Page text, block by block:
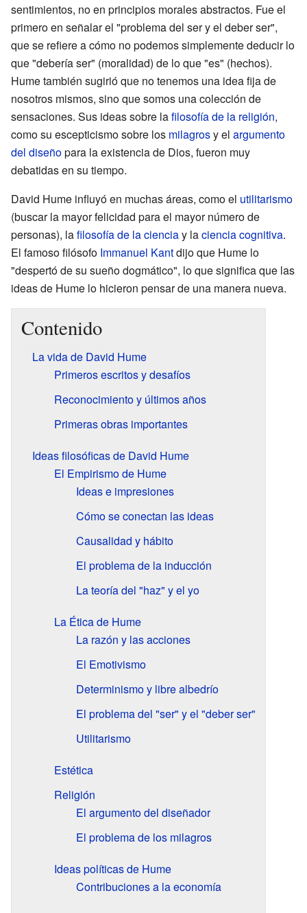
sentimientos, no en principios morales abstractos. Fue el
primero en señalar el "problema del ser y el deber ser",
que se refiere a cómo no podemos simplemente deducir lo
que "debería ser" (moralidad) de lo que "es" (hechos).
Hume también sugirió que no tenemos una idea fija de
nosotros mismos, sino que somos una colección de
sensaciones. Sus ideas sobre lafilosofía de la religión,
como su escepticismo sobre los milagrosy el argumento
del diseñopara la existencia de Dios, fueron muy
debatidas en su tiempo.
David Hume influyó en muchas áreas, como el utilitarismo
(buscar la mayor felicidad para el mayor número de
personas), lafilosofía de la cienciay laciencia cognitiva.
El famoso filósofo Immanuel Kantdijo que Hume lo
"despertó de su sueño dogmático", lo que significa que las
ideas de Hume lo hicieron pensar de una manera nueva.
Contenido
La vida de David Hume
Primeros escritos y desafíos
Reconocimiento y últimos años
Primeras obras importantes
Ideas filosóficas de David Hume
El Empirismo de Hume
Ideas e impresiones
Cómo se conectan las ideas
Causalidad y hábito
El problema de la inducción
La teoría del "haz" y el yo
La Ética de Hume
La razón y las acciones
El Emotivismo
Determinismo y libre albedrío
El problema del "ser" y el "deber ser"
Utilitarismo
Estética
Religión
El argumento del diseñador
El problema de los milagros
Ideas políticas de Hume
Contribuciones a la economía